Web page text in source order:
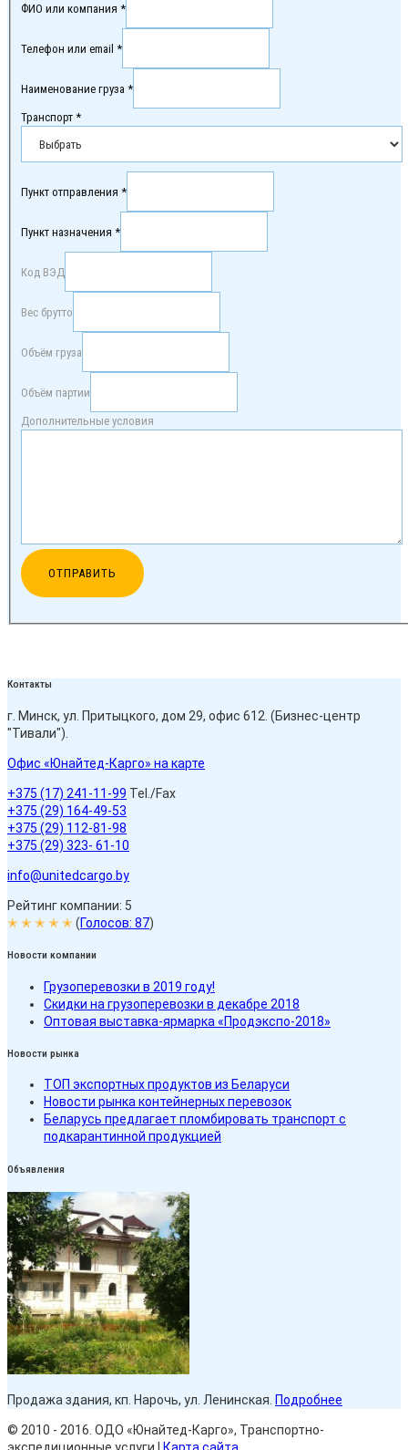
ФИО или компания *
Телефон или email *
Наименование груза *
Транспорт *
Пункт отправления *
Пункт назначения *
Код ВЭД
Вес брутто
Объём груза
Объём партии
Дополнительные условия
Контакты
г. Минск, ул. Притыцкого, дом 29, офис 612. (Бизнес-центр
"Тивали").
Офис «Юнайтед-Карго» на карте
+375 (17) 241-11-99 Tel./Fax
+375 (29) 164-49-53
+375 (29) 112-81-98
+375 (29) 323- 61-10
info@unitedcargo.by
Рейтинг компании: 5
✭ ✭ ✭ ✭ ✭ (Голосов: 87)
Новости компании
Грузоперевозки в 2019 году!
Скидки на грузоперевозки в декабре 2018
Оптовая выставка-ярмарка «Продэкспо-2018»
Новости рынка
ТОП экспортных продуктов из Беларуси
Новости рынка контейнерных перевозок
Беларусь предлагает пломбировать транспорт с
подкарантинной продукцией
Объявления
Продажа здания, кп. Нарочь, ул. Ленинская. Подробнее
© 2010 - 2016. ОДО «Юнайтед-Карго», Транспортно-